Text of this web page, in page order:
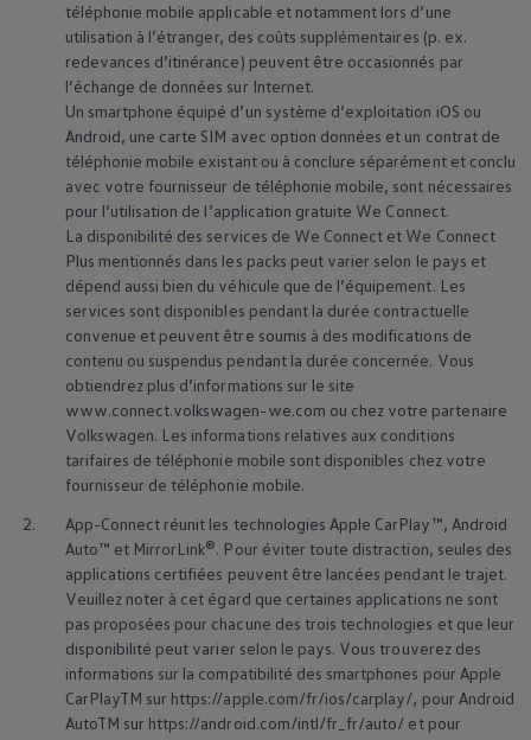
téléphonie mobile applicable et notamment lors d’une
utilisation à l’étranger, des coûts supplémentaires (p. ex.
redevances d’itinérance) peuvent être occasionnés par
l’échange de données sur Internet.
Un smartphone équipé d’un système d’exploitation iOS ou
Android, une carte SIM avec option données et un contrat de
téléphonie mobile existant ou à conclure séparément et conclu
avec votre fournisseur de téléphonie mobile, sont nécessaires
pour l’utilisation de l’application gratuite We Connect.
La disponibilité des services de We Connect et We Connect
Plus mentionnés dans les packs peut varier selon le pays et
dépend aussi bien du véhicule que de l’équipement. Les
services sont disponibles pendant la durée contractuelle
convenue et peuvent être soumis à des modifications de
contenu ou suspendus pendant la durée concernée. Vous
obtiendrez plus d’informations sur le site
www.connect.volkswagen-we.com ou chez votre partenaire
Volkswagen. Les informations relatives aux conditions
tarifaires de téléphonie mobile sont disponibles chez votre
fournisseur de téléphonie mobile.
2.
App-Connect réunit les technologies Apple CarPlay™, Android
Auto™ et MirrorLink®. Pour éviter toute distraction, seules des
applications certifiées peuvent être lancées pendant le trajet.
Veuillez noter à cet égard que certaines applications ne sont
pas proposées pour chacune des trois technologies et que leur
disponibilité peut varier selon le pays. Vous trouverez des
informations sur la compatibilité des smartphones pour Apple
CarPlayTM sur https://apple.com/fr/ios/carplay/, pour Android
AutoTM sur https://android.com/intl/fr_fr/auto/ et pour